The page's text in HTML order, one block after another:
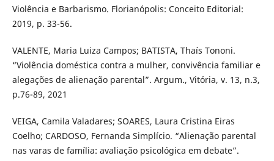
Violência e Barbarismo. Florianópolis: Conceito Editorial:
2019, p. 33-56.
VALENTE, Maria Luiza Campos; BATISTA, Thaís Tononi.
“Violência doméstica contra a mulher, convivência familiar e
alegações de alienação parental”. Argum., Vitória, v. 13, n.3,
p.76-89, 2021
VEIGA, Camila Valadares; SOARES, Laura Cristina Eiras
Coelho; CARDOSO, Fernanda Simplício. “Alienação parental
nas varas de família: avaliação psicológica em debate”.